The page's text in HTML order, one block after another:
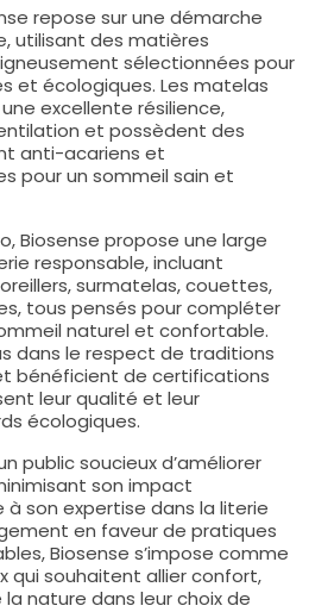
repose sur une démarche
utilisant des matières
sélectionnées pour
et écologiques. Les matelas
excellente résilience,
et possèdent des
anti-acariens et
pour un sommeil sain et
Biosense propose une large
responsable, incluant
surmatelas, couettes,
tous pensés pour compléter
naturel et confortable.
dans le respect de traditions
bénéficient de certifications
leur qualité et leur
écologiques.
public soucieux d’améliorer
son impact
son expertise dans la literie
en faveur de pratiques
Biosense s’impose comme
qui souhaitent allier confort,
nature dans leur choix de